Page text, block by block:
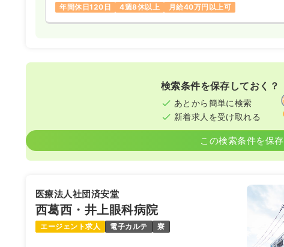
年間休日120日
4週8休以上 月給40万円以上可
検索条件を保存しておく？
あとから簡単に検索
新着求人を受け取れる
この検索条件を保存
医療法人社団済安堂
西葛西・井上眼科病院
エージェント求人 電子カルテ 寮